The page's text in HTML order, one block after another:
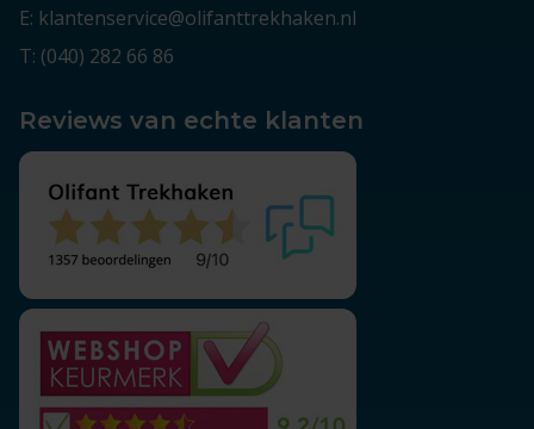
E: klantenservice@olifanttrekhaken.nl
T: (040) 282 66 86
Reviews van echte klanten